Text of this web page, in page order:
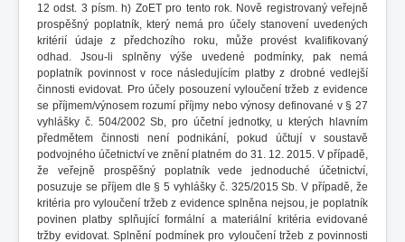
12 odst. 3 písm. h) ZoET pro tento rok. Nově registrovaný veřejně
prospěšný poplatník, který nemá pro účely stanovení uvedených
kritérií údaje z předchozího roku, může provést kvalifikovaný
odhad. Jsou-li splněny výše uvedené podmínky, pak nemá
poplatník povinnost v roce následujícím platby z drobné vedlejší
činnosti evidovat. Pro účely posouzení vyloučení tržeb z evidence
se příjmem/výnosem rozumí příjmy nebo výnosy definované v § 27
vyhlášky č. 504/2002 Sb, pro účetní jednotky, u kterých hlavním
předmětem činnosti není podnikání, pokud účtují v soustavě
podvojného účetnictví ve znění platném do 31. 12. 2015. V případě,
že veřejně prospěšný poplatník vede jednoduché účetnictví,
posuzuje se příjem dle § 5 vyhlášky č. 325/2015 Sb. V případě, že
kritéria pro vyloučení tržeb z evidence splněna nejsou, je poplatník
povinen platby splňující formální a materiální kritéria evidované
tržby evidovat. Splnění podmínek pro vyloučení tržeb z povinnosti